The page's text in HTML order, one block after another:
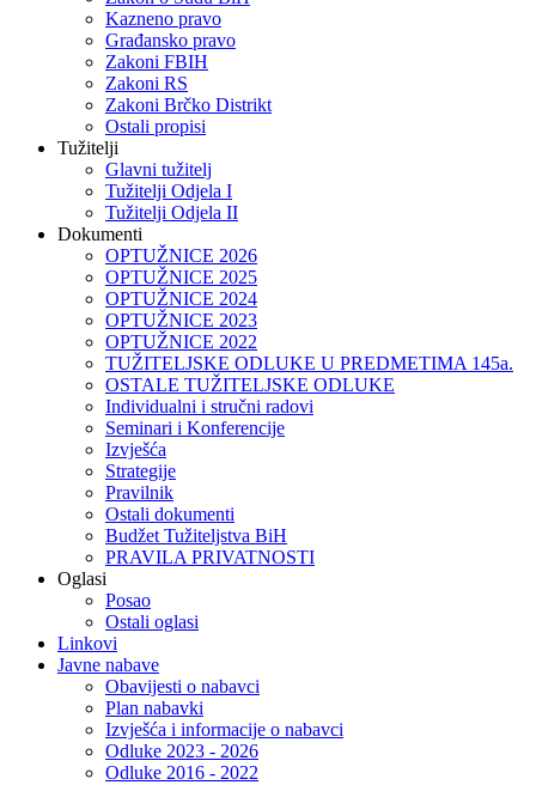
Kazneno pravo
Građansko pravo
Zakoni FBIH
Zakoni RS
Zakoni Brčko Distrikt
Ostali propisi
Tužitelji
Glavni tužitelj
Tužitelji Odjela I
Tužitelji Odjela II
Dokumenti
OPTUŽNICE 2026
OPTUŽNICE 2025
OPTUŽNICE 2024
OPTUŽNICE 2023
OPTUŽNICE 2022
TUŽITELJSKE ODLUKE U PREDMETIMA 145a.
OSTALE TUŽITELJSKE ODLUKE
Individualni i stručni radovi
Seminari i Konferencije
Izvješća
Strategije
Pravilnik
Ostali dokumenti
Budžet Tužiteljstva BiH
PRAVILA PRIVATNOSTI
Oglasi
Posao
Ostali oglasi
Linkovi
Javne nabave
Obavijesti o nabavci
Plan nabavki
Izvješća i informacije o nabavci
Odluke 2023 - 2026
Odluke 2016 - 2022